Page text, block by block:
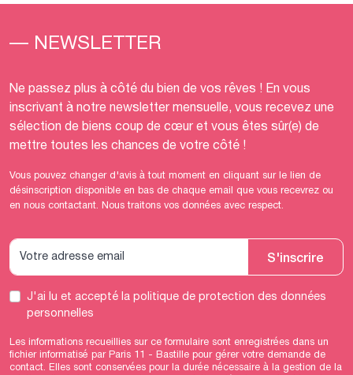
— NEWSLETTER
Ne passez plus à côté du bien de vos rêves ! En vous
inscrivant à notre newsletter mensuelle, vous recevez une
sélection de biens coup de cœur et vous êtes sûr(e) de
mettre toutes les chances de votre côté !
Vous pouvez changer d'avis à tout moment en cliquant sur le lien de
désinscription disponible en bas de chaque email que vous recevrez ou
en nous contactant. Nous traitons vos données avec respect.
S'inscrire
J'ai lu et acceptéla politique de protection des données
personnelles
Les informations recueillies sur ce formulaire sont enregistrées dans un
fichier informatisé par Paris 11 - Bastille pour gérer votre demande de
contact. Elles sont conservées pour la durée nécessaire à la gestion de la